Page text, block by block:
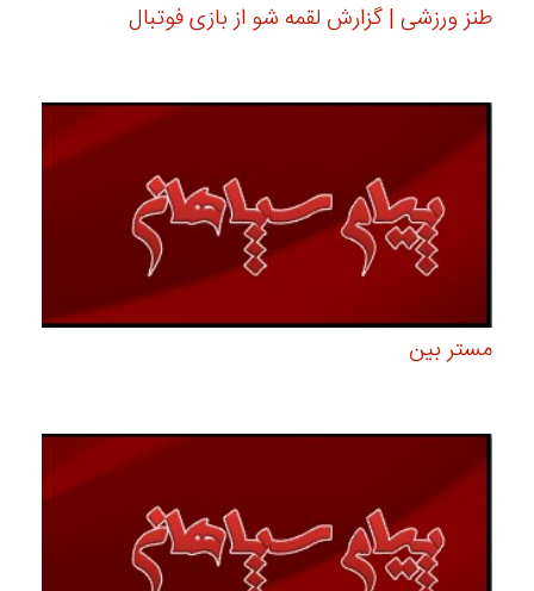
طنز ورزشی | گزارش لقمه شو از بازی فوتبال
مستر بین